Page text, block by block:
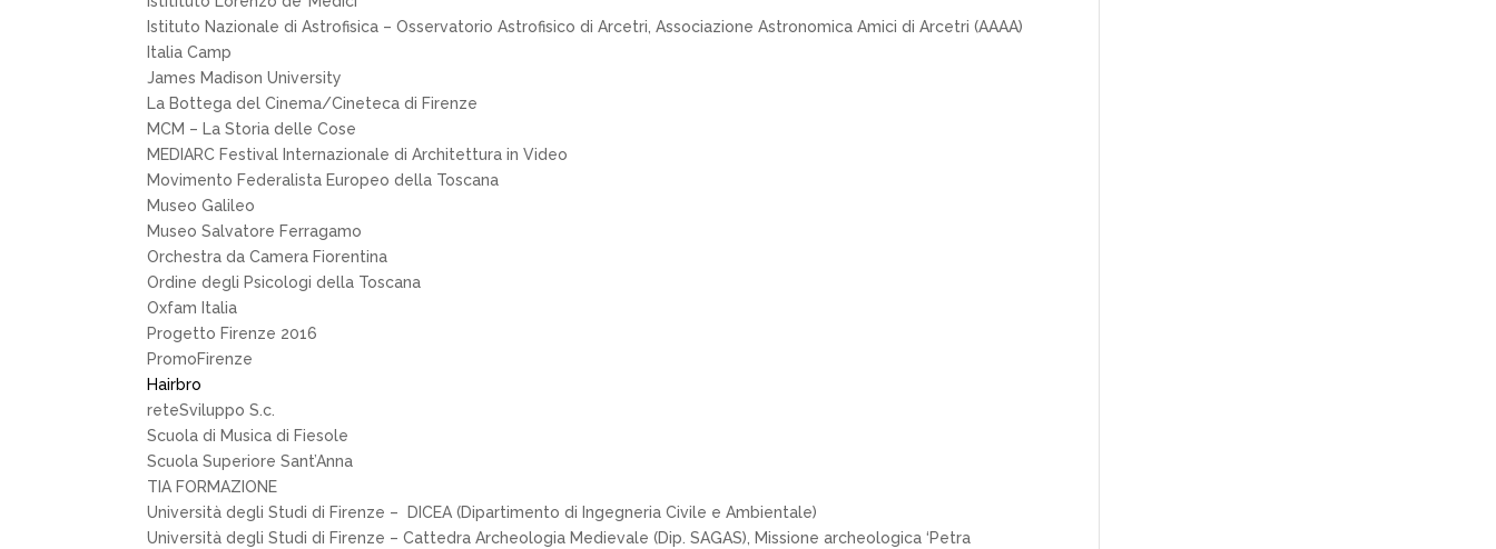
Istituto Nazionale di Astrofisica – Osservatorio Astrofisico di Arcetri, Associazione Astronomica Amici di Arcetri (AAAA)
Italia Camp
James Madison University
La Bottega del Cinema/Cineteca di Firenze
MCM – La Storia delle Cose
MEDIARC Festival Internazionale di Architettura in Video
Movimento Federalista Europeo della Toscana
Museo Galileo
Museo Salvatore Ferragamo
Orchestra da Camera Fiorentina
Ordine degli Psicologi della Toscana
Oxfam Italia
Progetto Firenze 2016
PromoFirenze
Hairbro
reteSviluppo S.c.
Scuola di Musica di Fiesole
Scuola Superiore Sant’Anna
TIA FORMAZIONE
Università degli Studi di Firenze – DICEA (Dipartimento di Ingegneria Civile e Ambientale)
Università degli Studi di Firenze – Cattedra Archeologia Medievale (Dip. SAGAS), Missione archeologica ‘Petra